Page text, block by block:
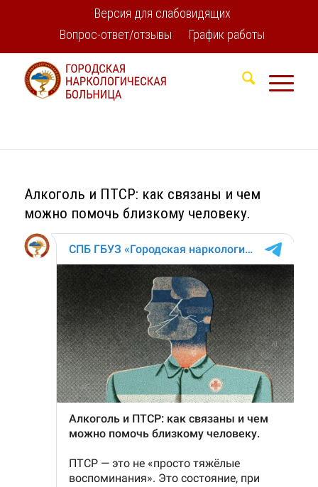
Версия для слабовидящих
Вопрос-ответ/отзывы
График работы
Алкоголь и ПТСР: как связаны и чем
можно помочь близкому человеку.